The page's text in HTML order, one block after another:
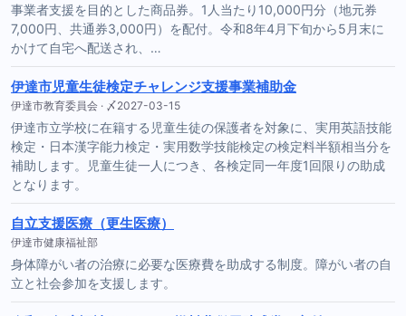
事業者支援を目的とした商品券。1人当たり10,000円分（地元券
7,000円、共通券3,000円）を配付。令和8年4月下旬から5月末に
かけて自宅へ配送され、…
伊達市児童生徒検定チャレンジ支援事業補助金
伊達市教育委員会 · 〆2027-03-15
伊達市立学校に在籍する児童生徒の保護者を対象に、実用英語技能
検定・日本漢字能力検定・実用数学技能検定の検定料半額相当分を
補助します。児童生徒一人につき、各検定同一年度1回限りの助成
となります。
自立支援医療（更生医療）
伊達市健康福祉部
身体障がい者の治療に必要な医療費を助成する制度。障がい者の自
立と社会参加を支援します。